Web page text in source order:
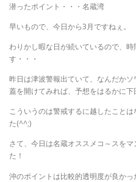
潜ったポイント・・・名蔵湾
早いもので、今日から3月ですねぇ。
わりかし暇な日が続いているので、
す・・・
昨日は津波警報出ていて、なんだか
蓋を開けてみれば、予想をはるかに下
こういうのは警戒するに越したこと
た(^^;)
さて、今日は名蔵オススメコ～スを
た！
沖のポイントは比較的透明度が良か